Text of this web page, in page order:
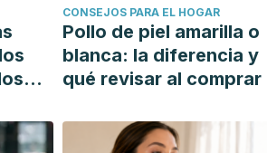
CONSEJOS PARA EL HOGAR
Pollo de piel amarilla o
blanca: la diferencia y
qué revisar al comprar